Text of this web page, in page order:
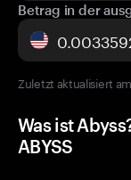
Betrag in der
Zuletzt aktualisiert
Was ist
ABYSS